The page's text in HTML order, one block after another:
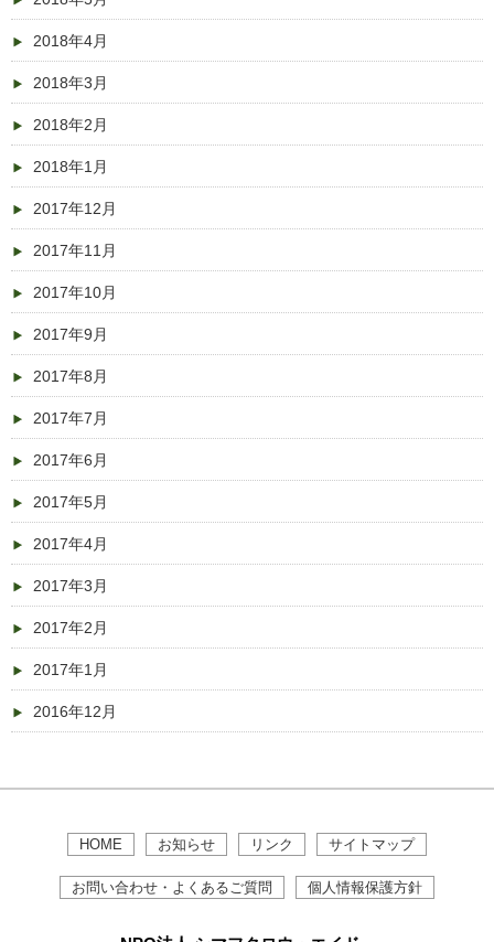
2018年4月
2018年3月
2018年2月
2018年1月
2017年12月
2017年11月
2017年10月
2017年9月
2017年8月
2017年7月
2017年6月
2017年5月
2017年4月
2017年3月
2017年2月
2017年1月
2016年12月
HOME お知らせ リンク サイトマップ
お問い合わせ・よくあるご質問 個人情報保護方針